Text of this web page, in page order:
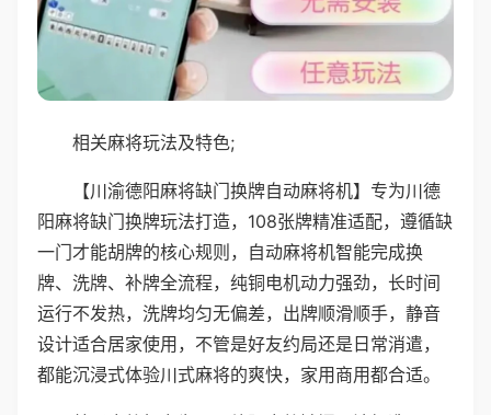
相关麻将玩法及特色;
【川渝德阳麻将缺门换牌自动麻将机】专为川德
阳麻将缺门换牌玩法打造，108张牌精准适配，遵循缺
一门才能胡牌的核心规则，自动麻将机智能完成换
牌、洗牌、补牌全流程，纯铜电机动力强劲，长时间
运行不发热，洗牌均匀无偏差，出牌顺滑顺手，静音
设计适合居家使用，不管是好友约局还是日常消遣，
都能沉浸式体验川式麻将的爽快，家用商用都合适。